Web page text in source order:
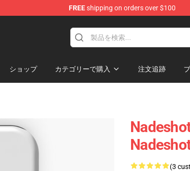
FREEshipping on orders over $100
ショップ カテゴリーで購入 注文追跡
(3